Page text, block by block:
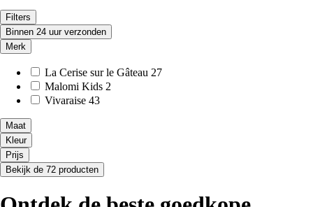
Filters
Binnen 24 uur verzonden
Merk
La Cerise sur le Gâteau 27
Malomi Kids 2
Vivaraise 43
Maat
Kleur
Prijs
Bekijk de 72 producten